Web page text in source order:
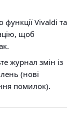
функції Vivaldi та
щоб
журнал змін із
(нові
помилок).